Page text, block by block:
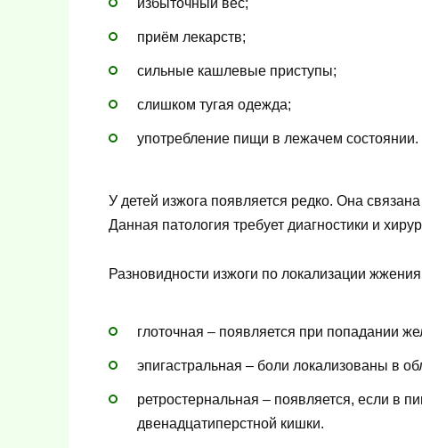
приём лекарств;
сильные кашлевые приступы;
слишком тугая одежда;
употребление пищи в лежачем состоянии.
У детей изжога появляется редко. Она
Данная патология требует диагностики и
Разновидности изжоги по локализации
глоточная – появляется при попадании
эпигастральная – боли локализованы в
ретростернальная – появляется, если в
двенадцатиперстной кишки.